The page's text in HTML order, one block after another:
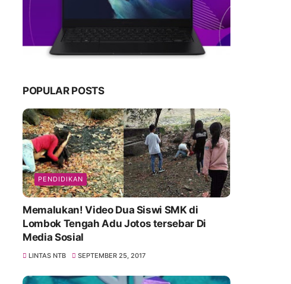
POPULAR POSTS
PENDIDIKAN
Memalukan! Video Dua Siswi SMK di
Lombok Tengah Adu Jotos tersebar Di
Media Sosial
LINTAS NTB SEPTEMBER 25, 2017